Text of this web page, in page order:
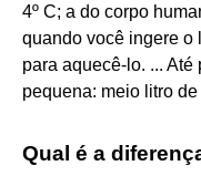
4º C; a do corpo
quando você ingere o
para aquecê-lo. ...
pequena: meio litro
Qual é a